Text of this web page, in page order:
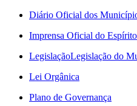
Diário Oficial dos
Imprensa Oficial do
LegislaçãoLegislação do
Lei Orgânica
Plano de Governança